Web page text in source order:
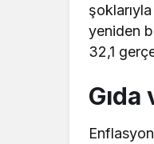
yeniden
32,1